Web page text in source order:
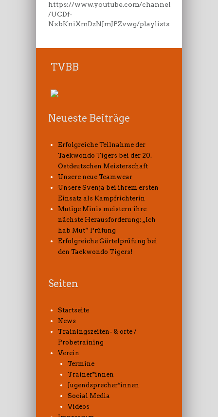
https://www.youtube.com/channel
/UCDf-
NxbKniXmDzNJmJPZvwg/playlists
TVBB
Neueste Beiträge
Erfolgreiche Teilnahme der
Taekwondo Tigers bei der 20.
Ostdeutschen Meisterschaft
Unsere neue Teamwear
Unsere Svenja bei ihrem ersten
Einsatz als Kampfrichterin
Mutige Minis meistern ihre
nächste Herausforderung: „Ich
hab Mut“ Prüfung
Erfolgreiche Gürtelprüfung bei
den Taekwondo Tigers!
Seiten
Startseite
News
Trainingszeiten- & orte /
Probetraining
Verein
Termine
Trainer*innen
Jugendsprecher*innen
Social Media
Videos